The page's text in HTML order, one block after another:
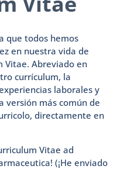
que todos hemos
en nuestra vida de
Vitae. Abreviado en
currículum, la
laborales y
versión más común de
directamente en
Vitae ad
(¡He enviado